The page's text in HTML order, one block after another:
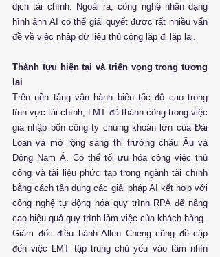
dịch tài chính. Ngoài ra, công nghệ nhận dạng
hình ảnh AI có thể giải quyết được rất nhiều vấn
đề về việc nhập dữ liệu thủ công lặp đi lặp lại.
Thành tựu hiện tại và triển vọng trong tương
lai
Trên nền tảng vận hành biên tốc độ cao trong
lĩnh vực tài chính, LMT đã thành công trong việc
gia nhập bốn công ty chứng khoán lớn của Đài
Loan và mở rộng sang thị trường châu Âu và
Đông Nam Á. Có thể tối ưu hóa công việc thủ
công và tài liệu phức tạp trong ngành tài chính
bằng cách tận dụng các giải pháp AI kết hợp với
công nghệ tự động hóa quy trình RPA để nâng
Giám đốc điều hành Allen Cheng cũng đề cập
đến việc LMT tập trung chủ yếu vào tầm nhìn